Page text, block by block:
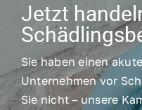
Jetzt
Sie haben einen
Unternehmen vor
Sie nicht – unsere